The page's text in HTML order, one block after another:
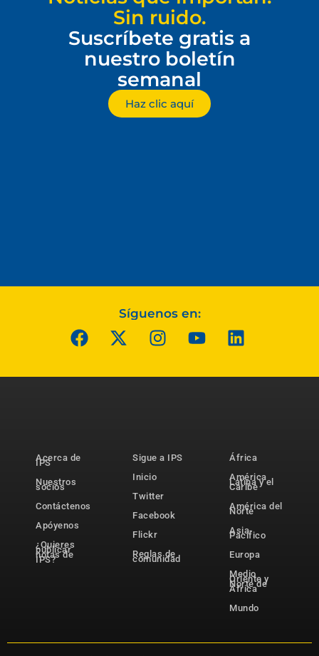
Sin ruido.
Suscríbete gratis a
nuestro boletín
semanal
Haz clic aquí
Síguenos en:
Acerca de
IPS
Nuestros
socios
Contáctenos
Apóyenos
¿Quieres
publicar
notas de
IPS?
Sigue a IPS
Inicio
Twitter
Facebook
Flickr
Reglas de
comunidad
África
América
Latina y el
Caribe
América del
Norte
Asia-
Pacífico
Europa
Medio
Oriente y
Norte de
África
Mundo